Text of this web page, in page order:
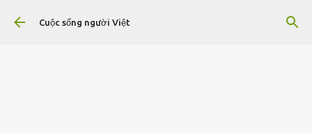
Chuyển đến nội dung chính
Cuộc sống người Việt